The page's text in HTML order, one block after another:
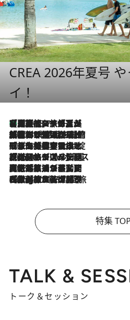
CREA 2026年夏号
イ！
2026.8.7
【厳選旅コスメ】「多機能アイテムがメイン！」旅好き美容エディターが選んだ夏旅ベストコスメを発表【Mサイズジップ】
2026.8.6
「荷物が増えるほど旅ストレスは増す」美容ジャーナリストがたどり着いた最終結論。“化粧品を劇的に減らす”感動の凝縮美容とは
2026.8.6
「旅先には金髪ウィッグを持参」日本と同じメイクでは損してる!? 美容ジャーナリストが提案する“掟破りの旅美容”とは
2026.8.6
【厳選旅コスメ】「身軽さ＆UV対策重視！」ヘアアーティストshucoが選んだ夏旅ベストコスメを発表【Mサイズジップ】
2026.8.5
【厳選旅コスメ】国内をあちこち移動する河井菜摘が選んだ夏旅ベストコスメ発表！「リラックスアイテムはマスト」【Mサイズジップ】
2026.8.4
【厳選旅コスメ】「紫外線＆乾燥対策しながらメイク感も！」ヘア＆メイクGeorgeが選んだ夏旅ベストコスメを発表！【Mサイズジップ】
特集
TALK &
トーク＆セッション